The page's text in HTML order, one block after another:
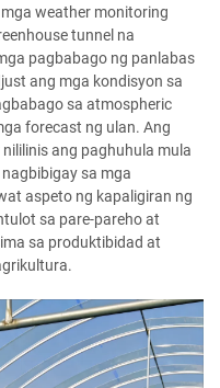
weather monitoring
tunnel na
pagbabago ng panlabas
ang mga kondisyon sa
sa atmospheric
forecast ng ulan. Ang
ang paghuhula mula
sa mga
aspeto ng kapaligiran ng
sa pare-pareho at
sa produktibidad at